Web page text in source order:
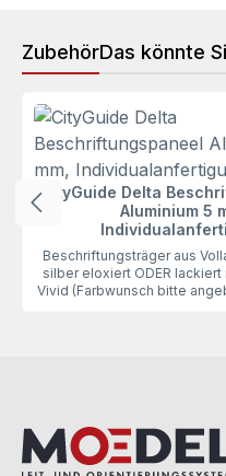
ZubehörDas könnte
Produktgalerie
CityGuide Delta
Aluminium 5
Beschriftungsträger aus
silber eloxiert ODER lackiert
Vivid (Farbwunsch bitte
Ihren Wünschen angefertigt.
Ihre Wünsche (Farbe,
Eckenform) bei Ihrer